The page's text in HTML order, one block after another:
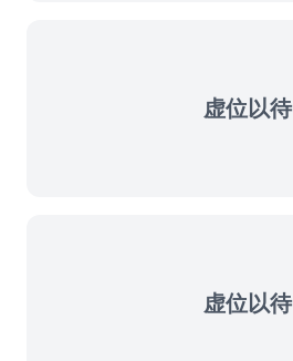
虚位以待
虚位以待